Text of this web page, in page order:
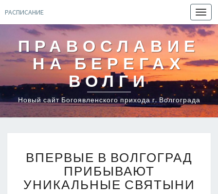
РАСПИСАНИЕ
ПРАВОСЛАВИЕ
НА БЕРЕГАХ
ВОЛГИ
Новый сайт Богоявленского прихода г. Волгограда
В
ВОЛГОГРАД
ПРИБЫВАЮТ
УНИКАЛЬНЫЕ
ВПЕРВЫЕ В ВОЛГОГРАД
ПРИБЫВАЮТ
УНИКАЛЬНЫЕ СВЯТЫНИ